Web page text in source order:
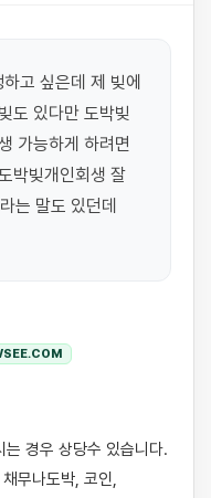
고 싶은데 제 빚에
도 있다만 도박빚
가능하게 하려면
박빚개인회생 잘
는 말도 있던데
무나도박, 코인,